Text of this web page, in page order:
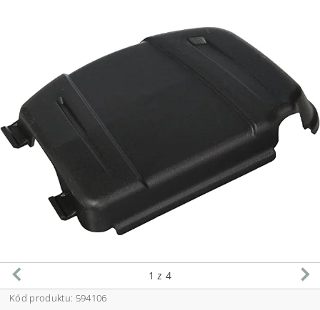
1 z 4
Kód produktu: 594106